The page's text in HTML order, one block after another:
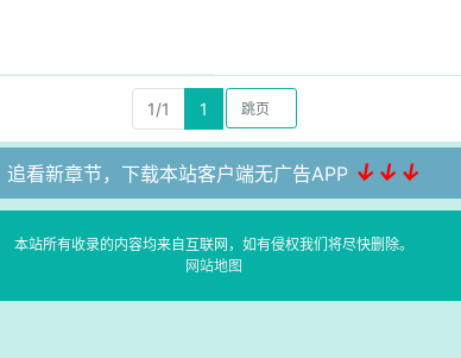
1/1 1
追看新章节，下载本站客户端无广告APP ↓↓↓
本站所有收录的内容均来自互联网，如有侵权我们将尽快删除。
网站地图